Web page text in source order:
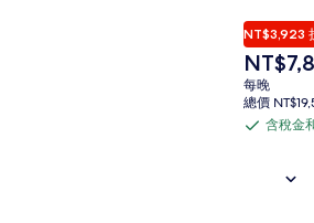
NT$3,923
現
在
價
格
每晚
總價
含
含稅金